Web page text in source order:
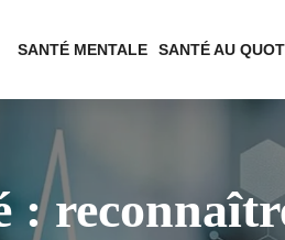
SANTÉ MENTALE SANTÉ AU
: